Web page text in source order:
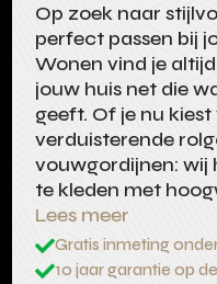
Op zoek naar
perfect passen bij
Wonen vind je
jouw huis net die
geeft. Of je nu
verduisterende
vouwgordijnen: wij
te kleden met
Lees meer
Gratis inmeting
10 jaar garantie op